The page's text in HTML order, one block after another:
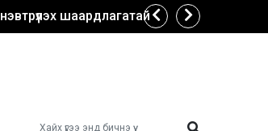
шаардлагатай